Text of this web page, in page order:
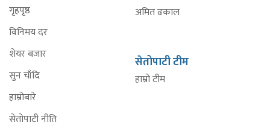
गृहपृष्ठ
विनिमय दर
शेयर बजार
सुन चाँदि
हाम्रोबारे
सेतोपाटी नीति
अमित ढकाल
सेतोपाटी टीम
हाम्रो टीम